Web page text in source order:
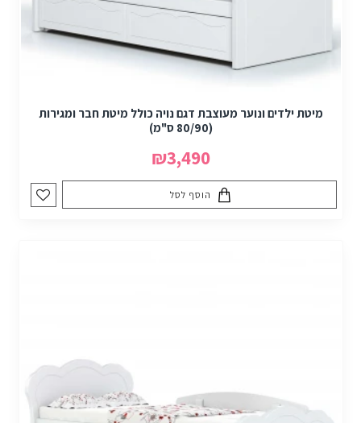
מיטת ילדים ונוער מעוצבת דגם נויה כולל מיטת חבר ומגירות
(80/90 ס"מ)
₪3,490
הוסף לסל